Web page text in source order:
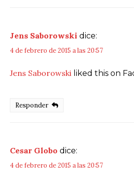
Jens Saborowski dice:
4 de febrero de 2015 a las 20:57
Jens Saborowski liked this on
Responder
Cesar Globo dice:
4 de febrero de 2015 a las 20:57